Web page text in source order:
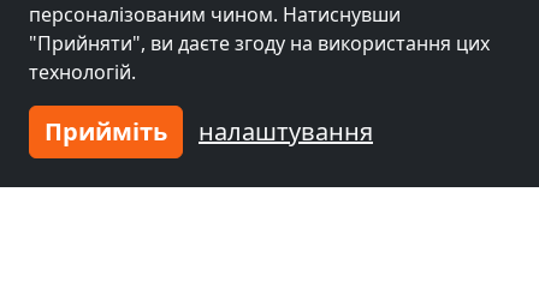
Гірчиця біля
Гера(54 km)
персоналізованим чином. Натиснувши
"Прийняти", ви даєте згоду на використання цих
технологій.
Прийміть налаштування